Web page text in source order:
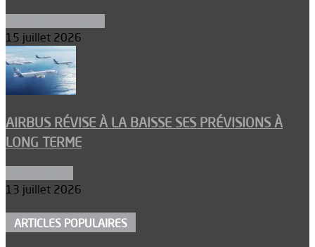
15 juillet 2026
AIRBUS RÉVISE À LA BAISSE SES PRÉVISIONS À
LONG TERME
13 juillet 2026
ARTICLES POPULAIRES